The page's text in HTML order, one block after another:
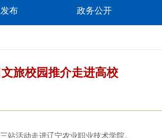
布 政务公开
旅校园推介走进高校
活动走进辽宁农业职业技术学院。